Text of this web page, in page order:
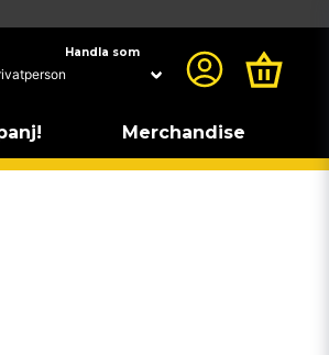
Handla som
Merchandise